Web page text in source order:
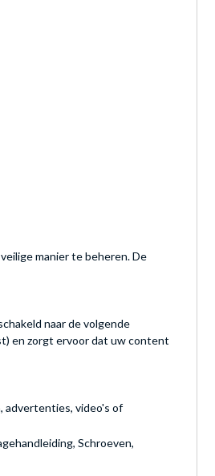
manier te beheren. De
naar de volgende
en zorgt ervoor dat uw content
advertenties, video's of
Schroeven,